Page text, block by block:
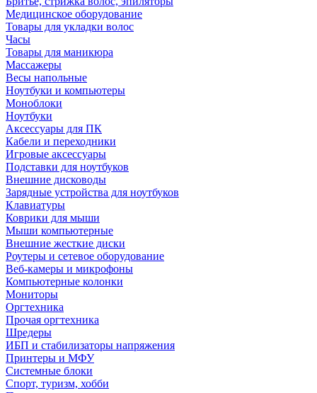
Медицинское оборудование
Товары для укладки волос
Часы
Товары для маникюра
Массажеры
Весы напольные
Ноутбуки и компьютеры
Моноблоки
Ноутбуки
Аксессуары для ПК
Кабели и переходники
Игровые аксессуары
Подставки для ноутбуков
Внешние дисководы
Зарядные устройства для ноутбуков
Клавиатуры
Коврики для мыши
Мыши компьютерные
Внешние жесткие диски
Роутеры и сетевое оборудование
Веб-камеры и микрофоны
Компьютерные колонки
Мониторы
Оргтехника
Прочая оргтехника
Шредеры
ИБП и стабилизаторы напряжения
Принтеры и МФУ
Системные блоки
Спорт, туризм, хобби